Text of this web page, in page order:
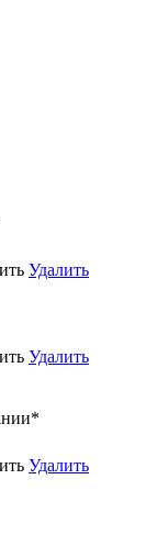
Удалить
Удалить
*
Удалить